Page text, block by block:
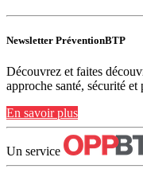
Newsletter PréventionBTP
Découvrez et faites
approche santé, sécurité et
En savoir plus
Un service